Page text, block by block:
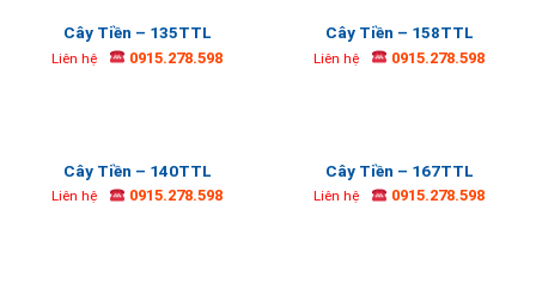
Cây Tiền – 135TTL
Liên hệ 0915.278.598
Cây Tiền – 158TTL
Liên hệ 0915.278.598
Cây Tiền – 140TTL
Liên hệ 0915.278.598
Cây Tiền – 167TTL
Liên hệ 0915.278.598